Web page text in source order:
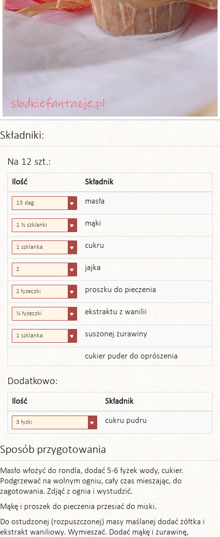
Składniki:
Na 12 szt.:
Ilość Składnik
13 dag masła
1 ½ szklanki mąki
1 szklanka cukru
2 jajka
2 łyżeczki proszku do pieczenia
½ łyżeczki ekstraktu z wanilii
1 szklanka suszonej żurawiny
cukier puder do oprószenia
Dodatkowo:
Ilość Składnik
3 łyżki cukru pudru
Sposób przygotowania
Masło włożyć do rondla, dodać 5-6 łyżek wody, cukier.
Podgrzewać na wolnym ogniu, cały czas mieszając, do
zagotowania. Zdjąć z ognia i wystudzić.
Mąkę i proszek do pieczenia przesiać do miski.
Do ostudzonej (rozpuszczonej) masy maślanej dodać żółtka i
ekstrakt waniliowy. Wymieszać. Dodać mąkę i żurawinę,